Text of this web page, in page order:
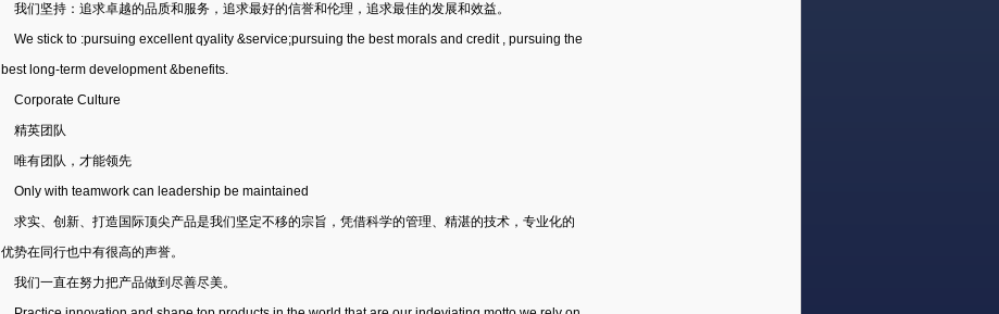
我们坚持：追求卓越的品质和服务，追求最好的信誉和伦理，追求最佳的发展和效益。
We stick to :pursuing excellent qyality &service;pursuing the best morals and credit , pursuing the
best long-term development &benefits.
Corporate Culture
精英团队
唯有团队，才能领先
Only with teamwork can leadership be maintained
求实、创新、打造国际顶尖产品是我们坚定不移的宗旨，凭借科学的管理、精湛的技术，专业化的
优势在同行也中有很高的声誉。
我们一直在努力把产品做到尽善尽美。